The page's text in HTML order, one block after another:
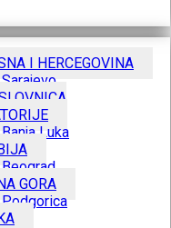
I HERCEGOVINA
Sarajevo
Banja Luka
Beograd
GORA
Podgorica